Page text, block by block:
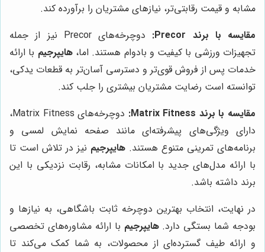
مشابه و قیمت رقابتی‌تر، نیازهای مشتریان را برآورده کند.
مقایسه با برند Precor:
دوچرخه‌های Precor نیز از جمله
تجهیزات ورزشی با کیفیت و بادوام هستند. اما،هایپرجیم با ارائه
خدمات پس از فروش قوی‌تر و دسترسی آسان‌تر به قطعات یدکی،
توانسته است رضایت مشتریان بیشتری را جلب کند.
مقایسه با برند Matrix Fitness:
دوچرخه‌های Matrix Fitness،
دارای ویژگی‌های پیشرفته‌ای مانند صفحه نمایش لمسی و
برنامه‌های تمرینی متنوع هستند. هایپرجیم نیز در تلاش است تا
با ارائه مدل‌های جدید با امکانات مشابه، رقابت نزدیکی با این
برند داشته باشد.
در نهایت، انتخاب بهترین دوچرخه ثابت باشگاهی، به نیازها و
بودجه شما بستگی دارد.هایپرجیم با ارائه مشاوره‌های تخصصی
و ارائه طیف گسترده‌ای از محصولات، به شما کمک می‌کند تا